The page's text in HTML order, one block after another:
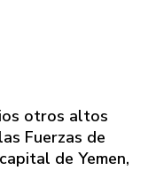
otros altos
Fuerzas de
de Yemen,